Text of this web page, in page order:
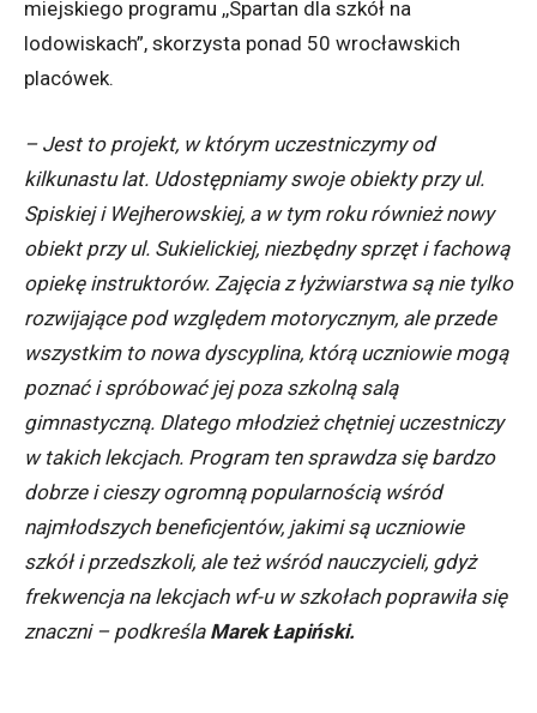
miejskiego programu ,,Spartan dla szkół na
lodowiskach”, skorzysta ponad 50 wrocławskich
placówek.
– Jest to projekt, w którym uczestniczymy od
kilkunastu lat. Udostępniamy swoje obiekty przy ul.
Spiskiej i Wejherowskiej, a w tym roku również nowy
obiekt przy ul. Sukielickiej, niezbędny sprzęt i fachową
opiekę instruktorów. Zajęcia z łyżwiarstwa są nie tylko
rozwijające pod względem motorycznym, ale przede
wszystkim to nowa dyscyplina, którą uczniowie mogą
poznać i spróbować jej poza szkolną salą
gimnastyczną. Dlatego młodzież chętniej uczestniczy
w takich lekcjach. Program ten sprawdza się bardzo
dobrze i cieszy ogromną popularnością wśród
najmłodszych beneficjentów, jakimi są uczniowie
szkół i przedszkoli, ale też wśród nauczycieli, gdyż
frekwencja na lekcjach wf-u w szkołach poprawiła się
znaczni – podkreśla Marek Łapiński.